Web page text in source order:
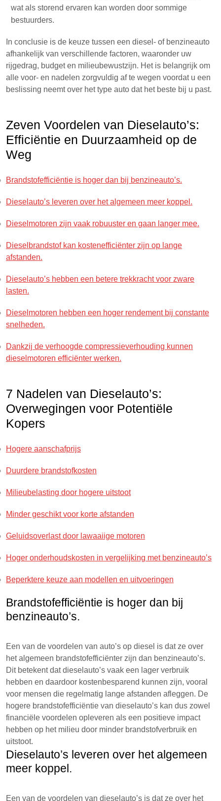
wat als storend ervaren kan worden door sommige
bestuurders.
In conclusie is de keuze tussen een diesel- of benzineauto
afhankelijk van verschillende factoren, waaronder uw
rijgedrag, budget en milieubewustzijn. Het is belangrijk om
alle voor- en nadelen zorgvuldig af te wegen voordat u een
beslissing neemt over het type auto dat het beste bij u past.
Zeven Voordelen van Dieselauto’s:
Efficiëntie en Duurzaamheid op de
Weg
Brandstofefficiëntie is hoger dan bij benzineauto’s.
Dieselauto’s leveren over het algemeen meer koppel.
Dieselmotoren zijn vaak robuuster en gaan langer mee.
Dieselbrandstof kan kostenefficiënter zijn op lange
afstanden.
Dieselauto’s hebben een betere trekkracht voor zware
lasten.
Dieselmotoren hebben een hoger rendement bij constante
snelheden.
Dankzij de verhoogde compressieverhouding kunnen
dieselmotoren efficiënter werken.
7 Nadelen van Dieselauto’s:
Overwegingen voor Potentiële
Kopers
Hogere aanschafprijs
Duurdere brandstofkosten
Milieubelasting door hogere uitstoot
Minder geschikt voor korte afstanden
Geluidsoverlast door lawaaiige motoren
Hoger onderhoudskosten in vergelijking met benzineauto’s
Beperktere keuze aan modellen en uitvoeringen
Brandstofefficiëntie is hoger dan bij
benzineauto’s.
Een van de voordelen van auto’s op diesel is dat ze over
het algemeen brandstofefficiënter zijn dan benzineauto’s.
Dit betekent dat dieselauto’s vaak een lager verbruik
hebben en daardoor kostenbesparend kunnen zijn, vooral
voor mensen die regelmatig lange afstanden afleggen. De
hogere brandstofefficiëntie van dieselauto’s kan dus zowel
financiële voordelen opleveren als een positieve impact
hebben op het milieu door minder brandstofverbruik en
uitstoot.
Dieselauto’s leveren over het algemeen
meer koppel.
Een van de voordelen van dieselauto’s is dat ze over het